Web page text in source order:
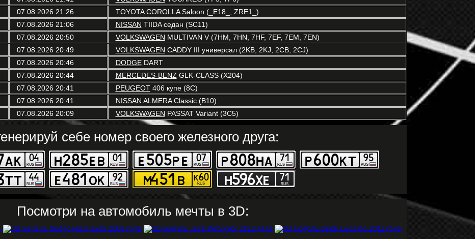
07.08.2026 21:26 TOYOTACOROLLA Saloon (_E18_, ZRE1_)
07.08.2026 21:06 NISSAN TIIDA седан (SC11)
07.08.2026 20:50 VOLKSWAGEN MULTIVAN V (7HM, 7HN, 7HF, 7EF, 7EM, 7EN)
07.08.2026 20:49 VOLKSWAGEN CADDY III универсал (2KB, 2KJ, 2CB, 2CJ)
07.08.2026 20:46 DODGEDART
07.08.2026 20:44 MERCEDES-BENZGLK-CLASS (X204)
07.08.2026 20:41 PEUGEOT406 купе (8C)
07.08.2026 20:41 NISSAN ALMERA Classic (B10)
07.08.2026 20:09 VOLKSWAGEN PASSAT Variant (3C5)
себе номер своего железного друга:
Посмотри на автомобиль мечты в 3D: